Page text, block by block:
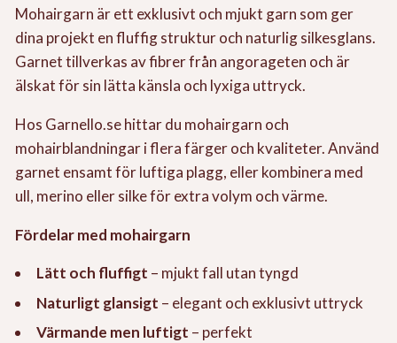
Mohairgarn är ett exklusivt och mjukt garn som ger
dina projekt en fluffig struktur och naturlig silkesglans.
Garnet tillverkas av fibrer från angorageten och är
älskat för sin lätta känsla och lyxiga uttryck.
Hos Garnello.se hittar du mohairgarn och
mohairblandningar i flera färger och kvaliteter. Använd
garnet ensamt för luftiga plagg, eller kombinera med
ull, merino eller silke för extra volym och värme.
Fördelar med mohairgarn
Lätt och fluffigt – mjukt fall utan tyngd
Naturligt glansigt – elegant och exklusivt uttryck
Värmande men luftigt – perfekt